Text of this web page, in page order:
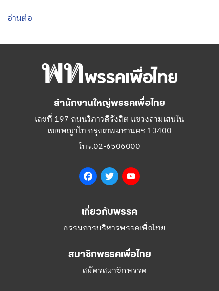
อ่านต่อ
สำนักงานใหญ่พรรคเพื่อไทย
เลขที่ 197 ถนนวิภาวดีรังสิต แขวงสามเสนใน
เขตพญาไท กรุงเทพมหานคร 10400
โทร.02-6506000
FacebookTwitter
เกี่ยวกับพรรค
กรรมการบริหารพรรคเพื่อไทย
สมาชิกพรรคเพื่อไทย
สมัครสมาชิกพรรค